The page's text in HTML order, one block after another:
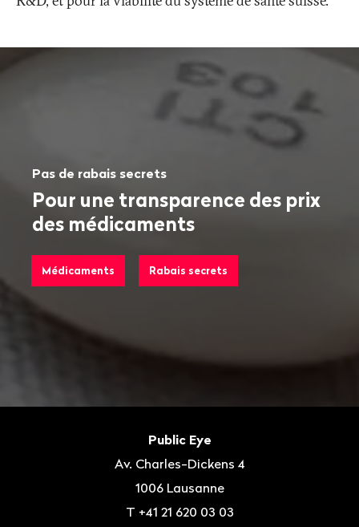
Pas de rabais secrets
Pour une transparence des prix
des médicaments
Médicaments Rabais secrets
Public Eye
Av. Charles-Dickens 4
1006 Lausanne
T +41 21 620 03 03